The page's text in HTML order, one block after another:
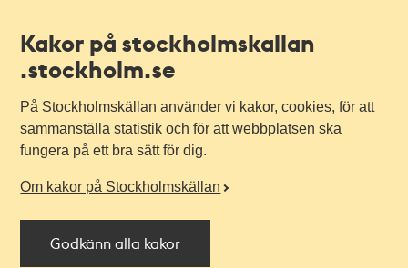
Kakor på stockholmskallan
.stockholm.se
På Stockholmskällan använder vi kakor, cookies, för att
sammanställa statistik och för att webbplatsen ska
fungera på ett bra sätt för dig.
Om kakor på Stockholmskällan
Godkänn alla kakor